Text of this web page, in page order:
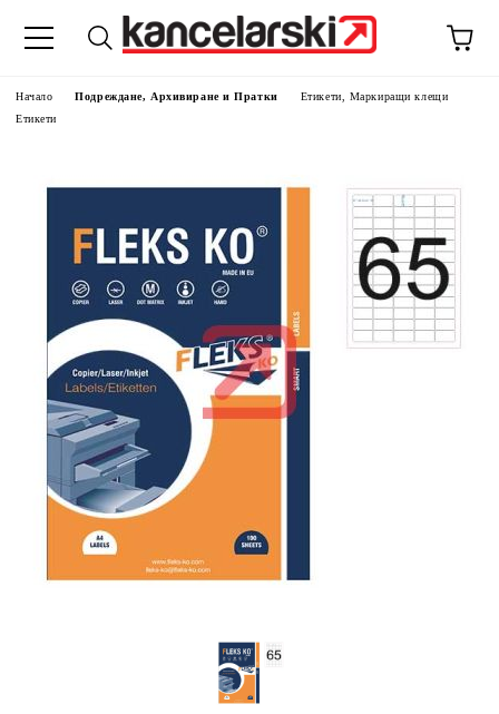
Начало Подреждане, Архивиране и Пратки
Етикети, Маркиращи клещи
Етикети